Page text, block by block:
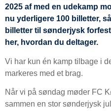
2025 af med en udekamp
nu yderligere 100 billetter,
billetter til sønderjysk
her, hvordan du deltager.
Vi har kun én kamp tilbage i
markeres med et brag.
Når vi på søndag møder FC
sammen en stor sønderjysk